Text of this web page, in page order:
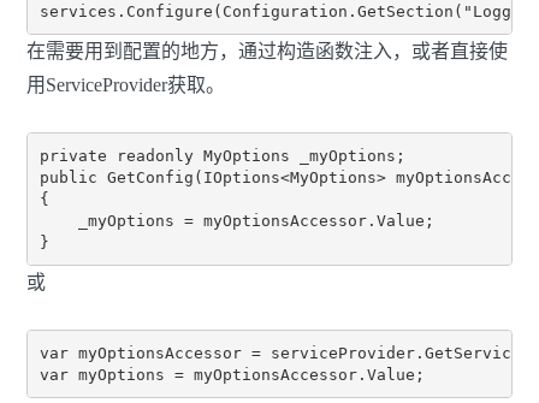
在需要用到配置的地方，通过构造函数注入，或者直接使
用ServiceProvider获取。
private readonly MyOptions _myOptions;
public GetConfig(IOptions<MyOptions>
{
    _myOptions = myOptionsAccessor.Value;
或
var myOptionsAccessor =